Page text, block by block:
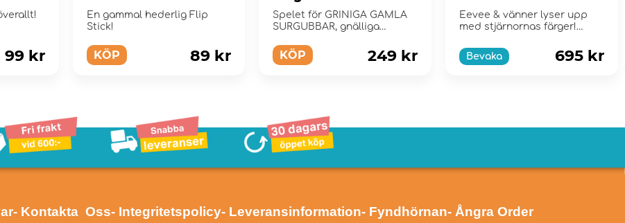
99 kr
En gammal hederlig Flip
Stick!
KÖP 89 kr
Spelet för GRINIGA GAMLA
SURGUBBAR, gnälliga
KÖP 249 kr
Elite Trainer Box
Eevee & vänner lyser upp
med stjärnornas färger!
Bevaka
695 kr
- Kontakta Oss- Integritetspolicy- Leveransinformation- Fyndhörnan- Ångra Order